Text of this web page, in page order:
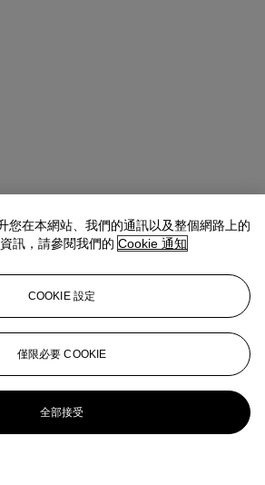
您在本網站、我們的通訊以及整個網路上的
訊，請參閱我們的 Cookie 通知
COOKIE 設定
僅限必要 COOKIE
全部接受